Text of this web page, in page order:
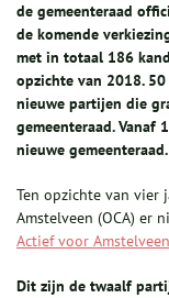
de gemeenteraad
de komende
met in totaal 186
opzichte van 2018. 50
nieuwe partijen die
gemeenteraad. Vanaf
nieuwe gemeenteraad.
Ten opzichte van vier
Amstelveen (OCA) er
Actief voor Amstelveen
Dit zijn de twaalf